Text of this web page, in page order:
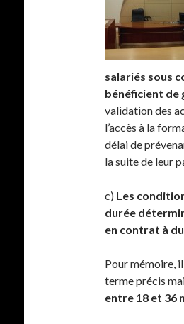
salariés sous
bénéficient de
validation des
l’accès à la
délai de
la suite de leur
c) Les
durée
en contrat à
Pour mémoire,
terme précis
entre 18 et 36